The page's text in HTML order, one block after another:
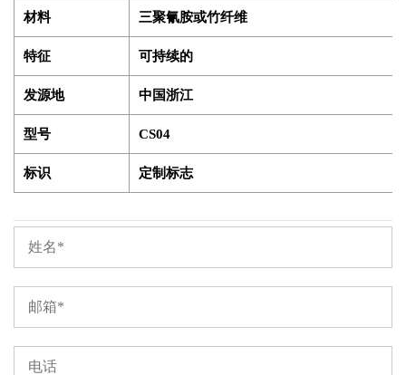
材料 三聚氰胺或竹纤维
特征 可持续的
发源地 中国浙江
型号 CS04
标识 定制标志